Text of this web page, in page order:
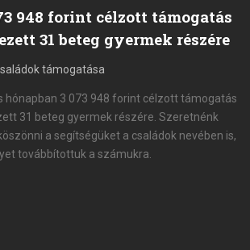
948 forint célzott támogatás
31 beteg gyermek részére
támogatása
hónapban 3 073 948 forint célzott támogatás
31 beteg gyermek részére. Szeretnénk
a segítségüket a családok nevében is,
továbbítottuk a számukra.